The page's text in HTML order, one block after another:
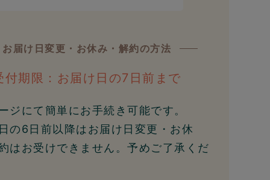
お届け日変更・お休み・解約の方法
付期限： お届け日の7日前まで
ジにて簡単にお手続き可能です。
の6日前以降はお届け日変更・お休
はお受けできません。予めご了承くだ